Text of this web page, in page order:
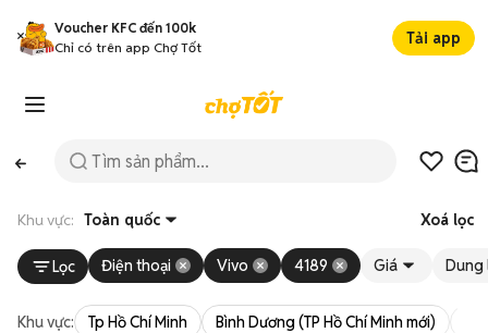
Voucher KFC đến 100k
Chỉ có trên app Chợ Tốt
Tải app
Khu vực: Toàn quốc Xoá lọc
Lọc Điện thoại Vivo 4189 Giá Dung
Khu vực: Tp Hồ Chí Minh Bình Dương (TP Hồ Chí Minh mới)